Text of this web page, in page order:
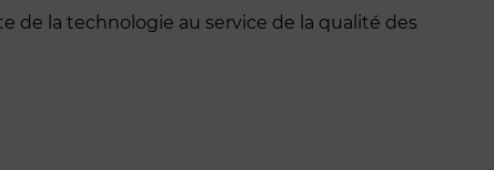
de la technologie au service de la qualité des